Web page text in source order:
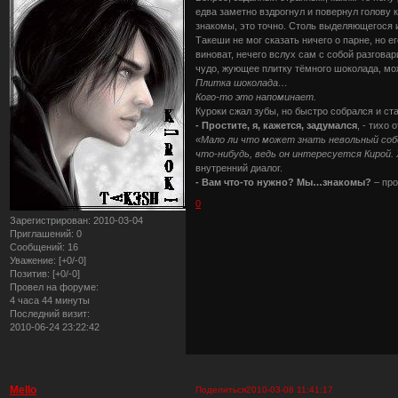
Зарегистрирован: 2010-03-04
Приглашений: 0
Сообщений: 16
Уважение: [+0/-0]
Позитив: [+0/-0]
Провел на форуме:
4 часа 44 минуты
Последний визит:
2010-06-24 23:22:42
едва заметно вздрогнул и повернул
знакомы, это точно. Столь
Такеши не мог сказать ничего о парне, но
виноват, нечего вслух сам с собой
чудо, жующее плитку тёмного шоколада,
Плитка шоколада…
Кого-то это напоминает.
Куроки сжал зубы, но быстро собрался и
- Простите, я, кажется, задумался , - тихо
«Мало ли что может знать невольный
что-нибудь, ведь он интересуется
внутренний диалог.
- Вам что-то нужно? Мы…знакомы? –
0
Поделиться2010-03-08 11:41:17
Mello